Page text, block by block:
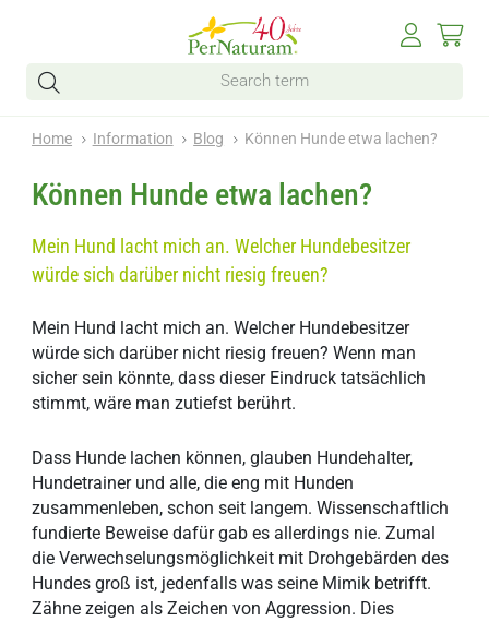
Home Information Blog Können Hunde etwa lachen?
Können Hunde etwa lachen?
Mein Hund lacht mich an. Welcher Hundebesitzer
würde sich darüber nicht riesig freuen?
Mein Hund lacht mich an. Welcher Hundebesitzer
würde sich darüber nicht riesig freuen? Wenn man
sicher sein könnte, dass dieser Eindruck tatsächlich
stimmt, wäre man zutiefst berührt.
Dass Hunde lachen können, glauben Hundehalter,
Hundetrainer und alle, die eng mit Hunden
zusammenleben, schon seit langem. Wissenschaftlich
fundierte Beweise dafür gab es allerdings nie. Zumal
die Verwechselungsmöglichkeit mit Drohgebärden des
Hundes groß ist, jedenfalls was seine Mimik betrifft.
Zähne zeigen als Zeichen von Aggression. Dies